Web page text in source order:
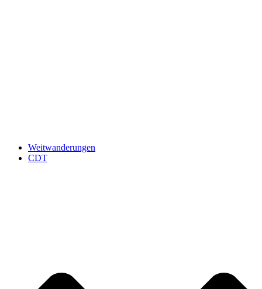
Weitwanderungen
CDT